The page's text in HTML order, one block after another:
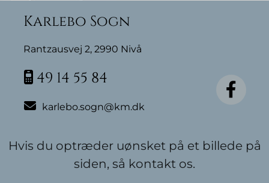
Karlebo Sogn
Rantzausvej 2, 2990 Nivå
 49 14 55 84
 karlebo.sogn@km.dk
Hvis du optræder uønsket på et billede på
siden, så kontakt os.